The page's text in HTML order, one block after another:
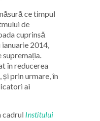
ce timpul
de
cuprinsă
2014,
în reducerea
prin urmare, în
ai
cadrul Institului